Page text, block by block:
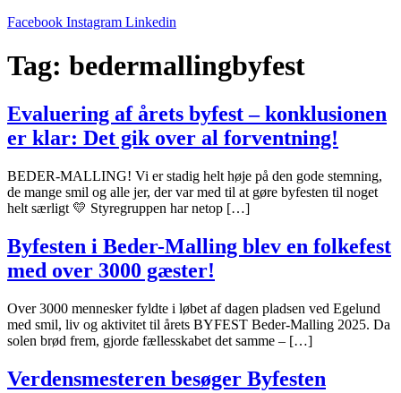
Facebook Instagram Linkedin
Tag: bedermallingbyfest
Evaluering af årets byfest – konklusionen
er klar: Det gik over al forventning!
BEDER-MALLING! Vi er stadig helt høje på den gode stemning,
de mange smil og alle jer, der var med til at gøre byfesten til noget
helt særligt 💛 Styregruppen har netop […]
Byfesten i Beder-Malling blev en folkefest
med over 3000 gæster!
Over 3000 mennesker fyldte i løbet af dagen pladsen ved Egelund
med smil, liv og aktivitet til årets BYFEST Beder-Malling 2025. Da
solen brød frem, gjorde fællesskabet det samme – […]
Verdensmesteren besøger Byfesten